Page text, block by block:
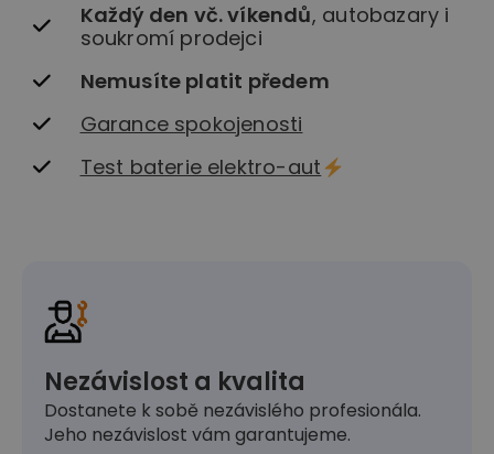
Každý den vč. víkendů, autobazary i
soukromí prodejci
Nemusíte platit předem
Garance spokojenosti
Test baterie elektro-aut
Nezávislost a kvalita
Dostanete k sobě nezávislého profesionála.
Jeho nezávislost vám garantujeme.